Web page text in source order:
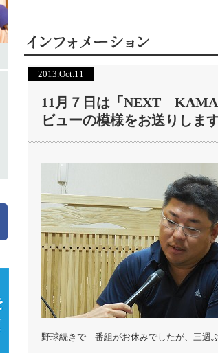
2013.Oct.11
11月７日は「NEXT
ビューの模様をお送りします
野球続きで 番組がお休みでしたが、三週